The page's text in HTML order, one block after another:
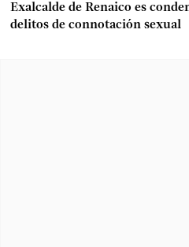
Exalcalde de Renaico es
delitos de connotación sexual